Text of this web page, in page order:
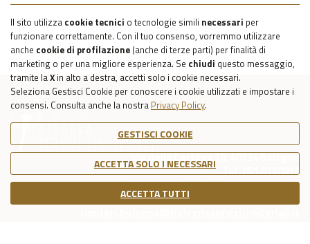
Il sito utilizza cookie tecnici o tecnologie simili necessari per
funzionare correttamente. Con il tuo consenso, vorremmo utilizzare
anche cookie di profilazione (anche di terze parti) per finalità di
marketing o per una migliore esperienza. Se chiudi questo messaggio,
tramite laX in alto a destra, accetti solo i cookie necessari.
Seleziona Gestisci Cookie per conoscere i cookie utilizzati e impostare i
consensi. Consulta anche la nostra Privacy Policy.
GESTISCI COOKIE
ACCETTA SOLO I NECESSARI
ACCETTA TUTTI
Via della Certosa 18, 40134 Bologna
Tel. 051 6150811
C.F./P.IVA Reg. Imp. BO 03079781203
Capitale Sociale Int. Vers. €39.215,69